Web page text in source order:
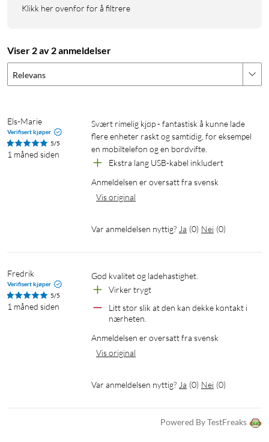
Støtter PD 3.1, PPS, QC 5/4+/3+, Samsung Super Fast
enhet.
Spesifikasjoner
USB-C1: opptil 140 W (PD 3.1)
USB-C2/C3: opptil 100 W (PD 3.0)
USB-A: opptil 22,5 W (QC 3.0)
Inngang: 100–240 V (AC), 50/60 Hz
1 × Nexode Pro 160 W-lader
1 × USB-C-kabel (240 W)
1 × Hurtigstartsguide
Klikk her ovenfor for å filtrere
Viser 2 av 2 anmeldelser
Relevans
Els-Marie
Verifisert kjøper
5/5
1 måned siden
Svært rimelig kjøp - fantastisk å kunne lade
flere enheter raskt og samtidig, for eksempel
en mobiltelefon og en bordvifte.
Ekstra lang USB-kabel inkludert
Anmeldelsen er oversatt fra svensk
Vis original
Var anmeldelsen nyttig? Ja (0) Nei (0)
Fredrik
Verifisert kjøper
5/5
1 måned siden
God kvalitet og ladehastighet.
Virker trygt
Litt stor slik at den kan dekke kontakt i
nærheten.
Anmeldelsen er oversatt fra svensk
Vis original
Var anmeldelsen nyttig? Ja (0) Nei (0)
Powered By TestFreaks